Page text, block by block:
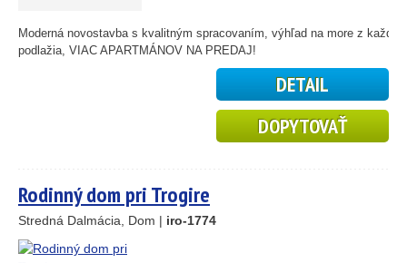
CENA (vyberte rozsah)
Moderná novostavba s kvalitným spracovaním, výhľad na more z
podlažia, VIAC APARTMÁNOV NA PREDAJ!
DETAIL
DOPYTOVAŤ
Rodinný dom pri Trogire
Stredná Dalmácia, Dom | iro-1774